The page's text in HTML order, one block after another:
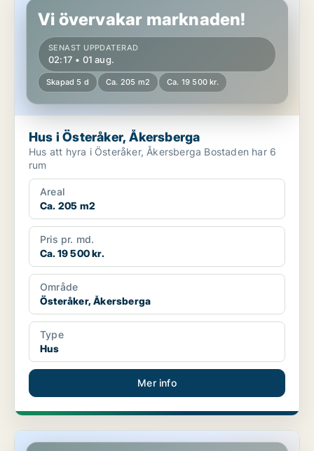
Vi övervakar marknaden!
SENAST UPPDATERAD
02:17 • 01 aug.
Skapad 5 d Ca. 205 m2 Ca. 19 500 kr.
Hus i Österåker, Åkersberga
Hus att hyra i Österåker, Åkersberga Bostaden har 6
rum
Areal
Ca. 205 m2
Pris pr. md.
Ca. 19 500 kr.
Område
Österåker, Åkersberga
Type
Hus
Mer info
Hus i Österåker, Åkersberga